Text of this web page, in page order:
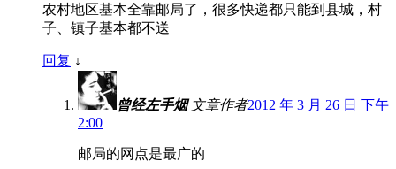
农村地区基本全靠邮局了，很多快递都只能到县城，村
子、镇子基本都不送
回复 ↓
曾经左手烟 文章作者2012 年 3 月 26 日 下午
2:00
邮局的网点是最广的